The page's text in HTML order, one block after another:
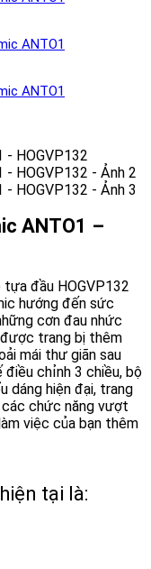
ANTO1 –
đầu HOGVP132
hướng đến sức
cơn đau nhức
được trang bị thêm
mái thư giãn sau
điều chỉnh 3 chiều, bộ
dáng hiện đại, trang
các chức năng vượt
việc của bạn thêm
tại là: